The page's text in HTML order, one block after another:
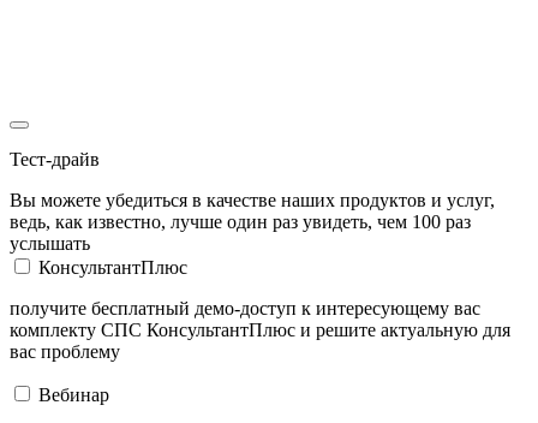
Тест-драйв
Вы можете убедиться в качестве наших продуктов и услуг,
ведь, как известно, лучше один раз увидеть, чем 100 раз
услышать
КонсультантПлюс
получите бесплатный демо-доступ к интересующему вас
комплекту СПС КонсультантПлюс и решите актуальную для
вас проблему
Вебинар